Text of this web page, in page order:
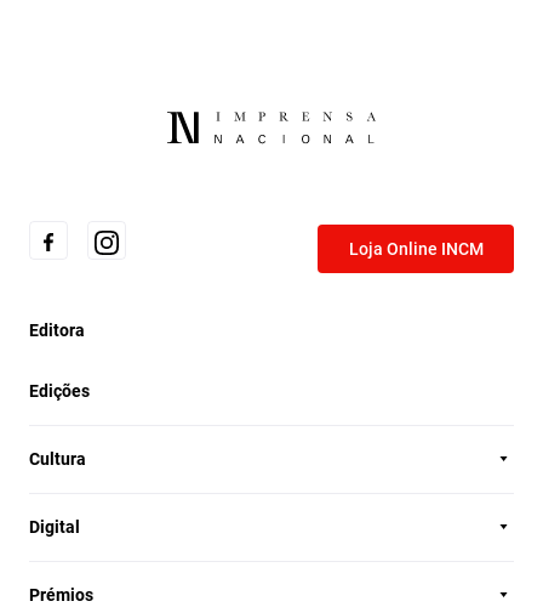
Loja Online INCM
Editora
Edições
Cultura
Digital
Prémios